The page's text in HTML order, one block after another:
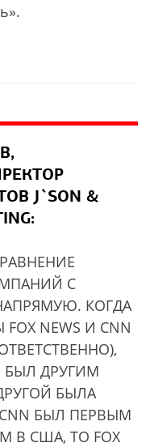
J`SON &
С
КОГДА
NEWS И CNN
БЫЛ ДРУГИМ
БЫЛА
БЫЛ ПЕРВЫМ
В США, ТО FOX